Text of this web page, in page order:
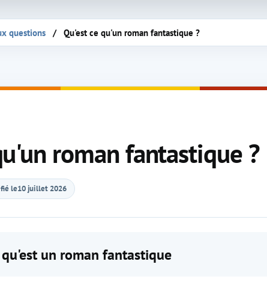
questions Qu'est ce qu'un roman fantastique ?
roman fantastique ?
le10 juillet 2026
un roman fantastique